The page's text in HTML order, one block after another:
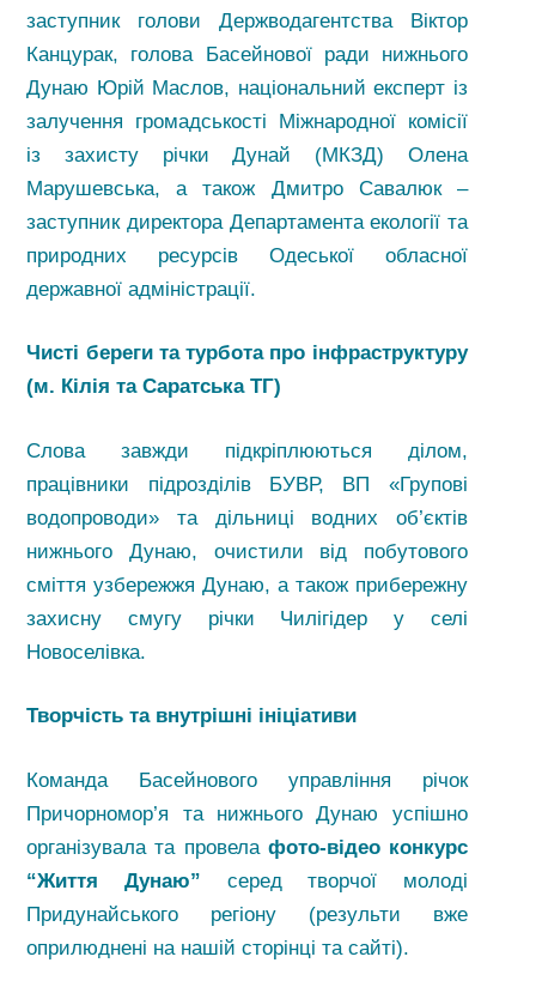
заступник голови Держводагентства Віктор
Канцурак, голова Басейнової ради нижнього
Дунаю Юрій Маслов, національний експерт із
залучення громадськості Міжнародної комісії
із захисту річки Дунай (МКЗД) Олена
Марушевська, а також Дмитро Савалюк –
заступник директора Департамента екології та
природних ресурсів Одеської обласної
державної адміністрації.
Чисті береги та турбота про інфраструктуру
(м. Кілія та Саратська ТГ)
Слова завжди підкріплюються ділом,
працівники підрозділів БУВР, ВП «Групові
водопроводи» та дільниці водних об’єктів
нижнього Дунаю, очистили від побутового
сміття узбережжя Дунаю, а також прибережну
захисну смугу річки Чилігідер у селі
Новоселівка.
Творчість та внутрішні ініціативи
Команда Басейнового управління річок
Причорномор’я та нижнього Дунаю успішно
організувала та провела фото-відео конкурс
“Життя Дунаю” серед творчої молоді
Придунайського регіону (результи вже
оприлюднені на нашій сторінці та сайті).